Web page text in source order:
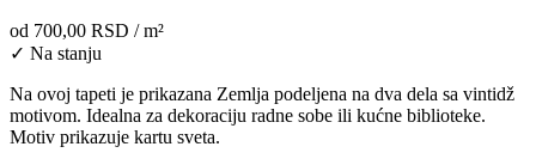
od 700,00 RSD / m²
✓ Na stanju
Na ovoj tapeti je prikazana Zemlja podeljena na dva dela sa vintidž
motivom. Idealna za dekoraciju radne sobe ili kućne biblioteke.
Motiv prikazuje kartu sveta.